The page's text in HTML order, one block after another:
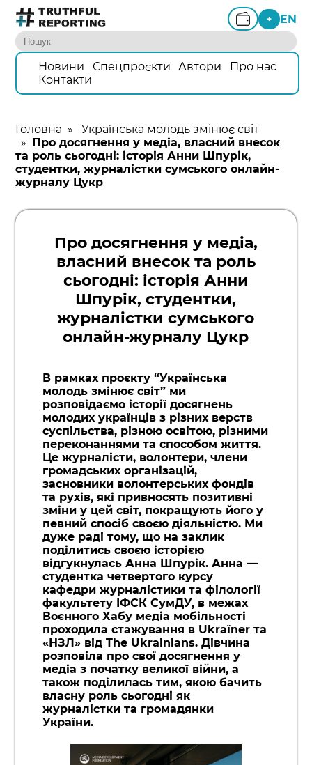
+ EN
Новини Спецпроєкти Автори
Про нас
Контакти
Головна »Українська молодь змінює світ
» Про досягнення у медіа, власний внесок
та роль сьогодні: історія Анни Шпурік,
студентки, журналістки сумського онлайн-
журналу Цукр
Про досягнення у медіа,
власний внесок та роль
сьогодні: історія Анни
Шпурік, студентки,
журналістки сумського
онлайн-журналу Цукр
В рамках проєкту “Українська
молодь змінює світ” ми
розповідаємо історії досягнень
молодих українців з різних верств
суспільства, різною освітою, різними
переконаннями та способом життя.
Це журналісти, волонтери, члени
громадських організацій,
засновники волонтерських фондів
та рухів, які привносять позитивні
зміни у цей світ, покращують його у
певний спосіб своєю діяльністю. Ми
дуже раді тому, що на заклик
поділитись своєю історією
відгукнулась Анна Шпурік. Анна —
студентка четвертого курсу
кафедри журналістики та філології
факультету ІФСК СумДУ, в межах
Воєнного Хабу медіа мобільності
проходила стажування в Ukraїner та
«НЗЛ» від The Ukrainians. Дівчина
розповіла про свої досягнення у
медіа з початку великої війни, а
також поділилась тим, якою бачить
власну роль сьогодні як
журналістки та громадянки
України.